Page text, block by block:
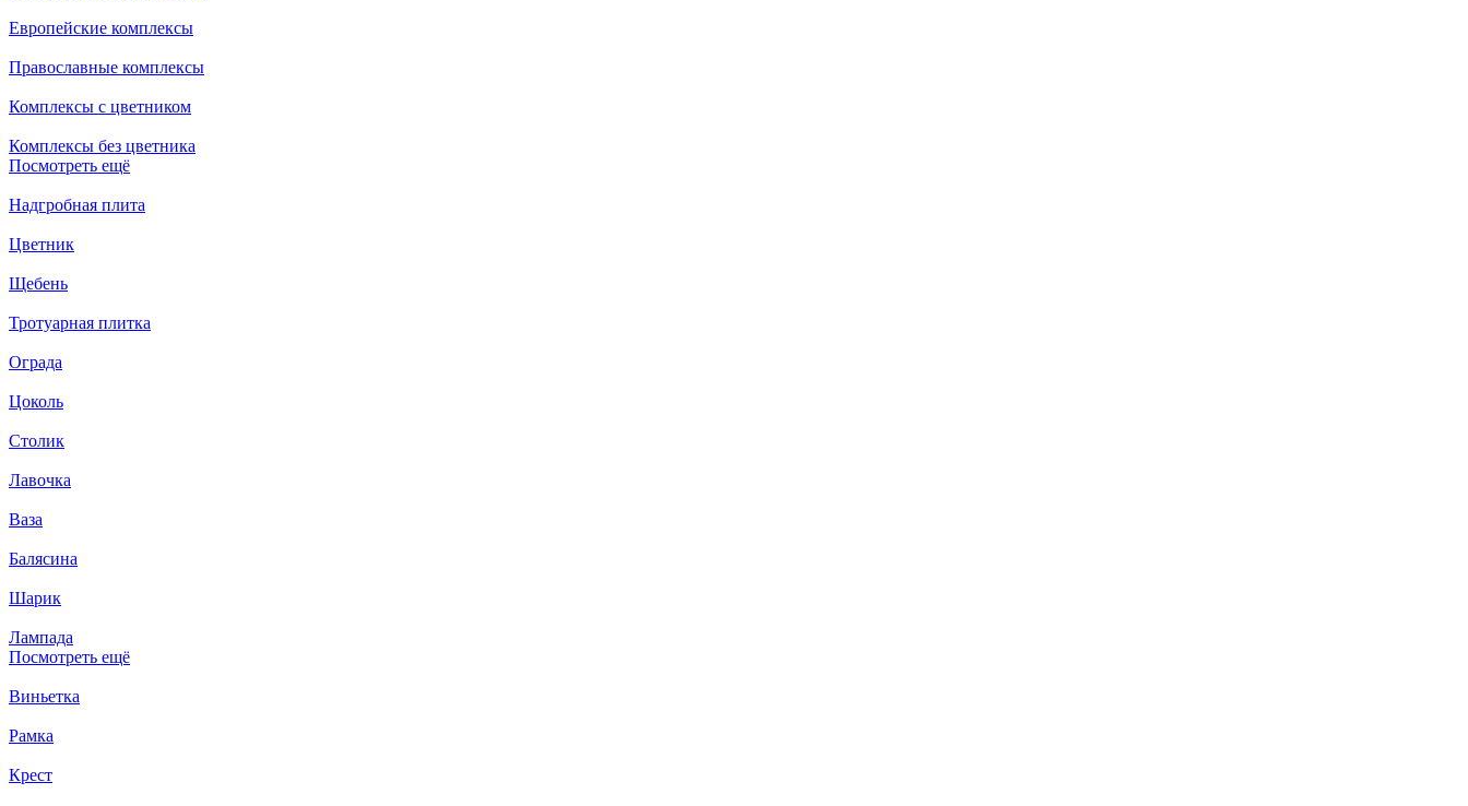
Европейские комплексы
Православные комплексы
Комплексы с цветником
Комплексы без цветника
Посмотреть ещё
Надгробная плита
Цветник
Щебень
Тротуарная плитка
Ограда
Цоколь
Столик
Лавочка
Ваза
Балясина
Шарик
Лампада
Посмотреть ещё
Виньетка
Рамка
Крест